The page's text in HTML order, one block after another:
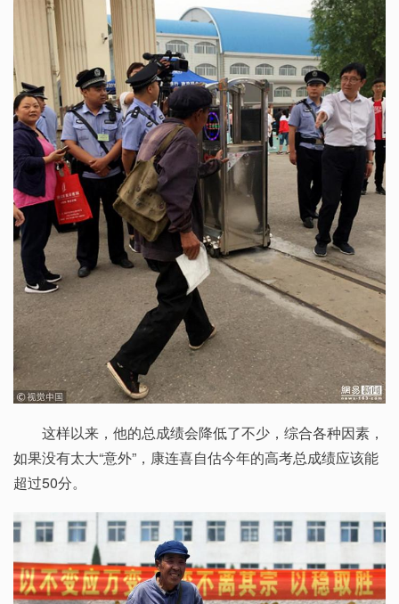
这样以来，他的总成绩会降低了不少，综合各种因素，
如果没有太大“意外”，康连喜自估今年的高考总成绩应该能
超过50分。